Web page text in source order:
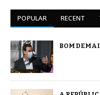
POPULAR RECENT
BOM